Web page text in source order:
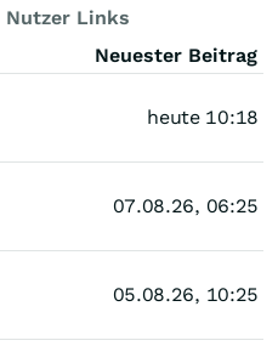
Nutzer Links
Neuester Beitrag
heute 10:18
07.08.26, 06:25
05.08.26, 10:25